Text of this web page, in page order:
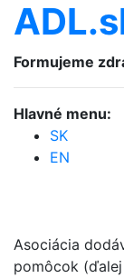
Formujeme
Hlavné menu:
SK
EN
Asociácia
pomôcok (ďalej